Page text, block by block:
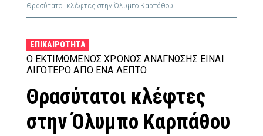
Θρασύτατοι κλέφτες στην Όλυμπο Καρπάθου
ΕΠΙΚΑΙΡΌΤΗΤΑ
Ο ΕΚΤΙΜΏΜΕΝΟΣ ΧΡΌΝΟΣ ΑΝΆΓΝΩΣΗΣ ΕΊΝΑΙ
ΛΙΓΌΤΕΡΟ ΑΠΌ ΈΝΑ ΛΕΠΤΌ
Θρασύτατοι κλέφτες
στην Όλυμπο Καρπάθου